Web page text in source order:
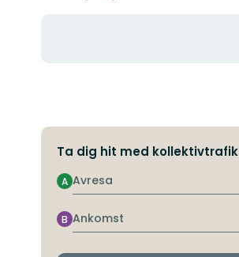
Ta dig hit med kollektivtrafik
Avresa
A
Ankomst
B